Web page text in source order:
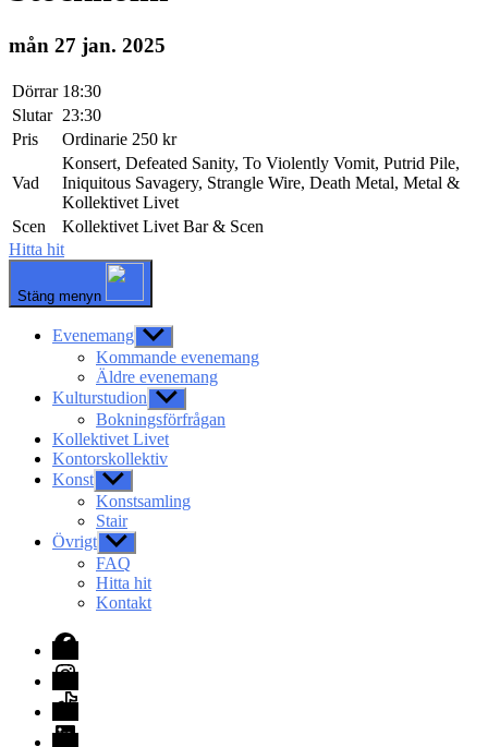
mån 27 jan. 2025
Dörrar 18:30
Slutar 23:30
Pris
Ordinarie 250 kr
Vad
Konsert, Defeated Sanity, To Violently Vomit, Putrid Pile,
Iniquitous Savagery, Strangle Wire, Death Metal, Metal &
Kollektivet Livet
Scen
Kollektivet Livet Bar & Scen
Hitta hit
Stäng menyn
Evenemang Visa
undermeny
Kommande evenemang
Äldre evenemang
Kulturstudion Visa
undermeny
Bokningsförfrågan
Kollektivet Livet
Kontorskollektiv
Konst Visa
undermeny
Konstsamling
Stair
Övrigt Visa
undermeny
FAQ
Hitta hit
Kontakt
Facebook
Instagram
TikTok
LinkedIn